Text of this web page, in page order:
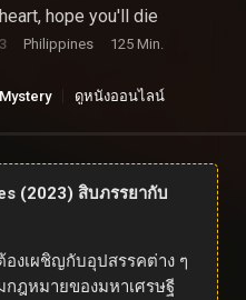
hope you'll die
Philippines
125 Min.
Mystery ดูหนังออนไลน์
(2023) สิบภรรยากับ
งเผชิญกับอุปสรรคต่าง ๆ
กฎหมายของมหาเศรษฐี